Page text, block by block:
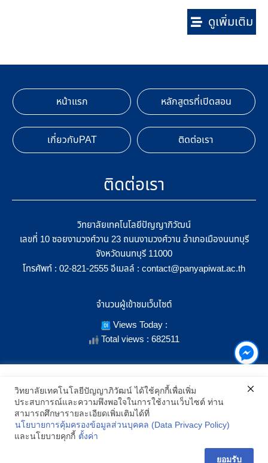
ดูเพิ่มเติม
หน้าแรก หลักสูตรที่เปิดสอน
เกี่ยวกับPAT ติดต่อเรา
ติดต่อเรา
วิทยาลัยเทคโนโลยีปัญญาภิวัฒน์
เลขที่ 10 ซอยงามวงศ์วาน 23 ถนนงามวงศ์วาน อำเภอเมืองนนทบุรี
จังหวัดนนทบุรี 11000
โทรศัพท์ : 02-821-2555 อีเมลล์ : contact@panyapiwat.ac.th
จำนวนผู้เข้าชมเว็บไซต์
Views Today :
Total views : 682511
SHOW LOCATION ON MAP
2021 All Rights Reserved © Panyapiwat Learning Center | Privacy
เราใช้คุกกี้เพื่อเพิ่มประสิทธิภาพ และประสบการณ์ที่ดีในการใช้งาน
เว็บไซต์ เมื่อคุณกดยอมรับเราจะสามารถเลือกแสดงสิ่งที่น่าสนใจสำหรับ
คุณได้โดยเฉพาะ และหากคุณต้องการเปลี่ยนการตั้งค่าของคุกกี้
สามารถเลือกตั้งค่าความยินยอมการใช้คุกกี้ได้ โดยคลิก "การตั้งค่า"
อ่านนโยบายคุกกี้เพิ่มเติม
วิทยาลัยเทคโนโลยีปัญญาภิวัฒน์ ได้ใช้คุกกี้เพื่อเพิ่ม
ประสบการณ์และความพึงพอใจในการใช้งานเว็บไซต์ ท่าน
สามารถศึกษารายละเอียดเพิ่มเติมได้ที่
นโยบายการคุ้มครองข้อมูลส่วนบุคคล (Data Privacy Policy)
และนโยบายคุกกี้ ตั้งค่า
ยอมรับ